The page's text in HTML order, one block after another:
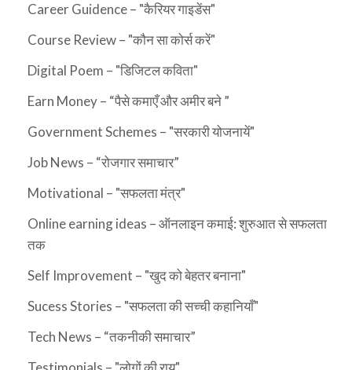
Career Guidence – "कैरियर गाइडेंस"
Course Review – "कौन सा कोर्स करें"
Digital Poem – "डिजिटल कविता"
Earn Money – “पैसे कमाएँ और अमीर बने ”
Government Schemes – "सरकारी योजनायें"
Job News – “रोजगार समाचार”
Motivational – "सफलता मंत्र"
Online earning ideas – ऑनलाइन कमाई: शुरुआत से सफलता
तक
Self Improvement – "खुद को बेहतर बनाना"
Sucess Stories – "सफलता की सच्ची कहानियाँ"
Tech News – “तकनीकी समाचार”